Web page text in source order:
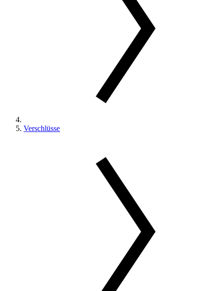
Verschlüsse